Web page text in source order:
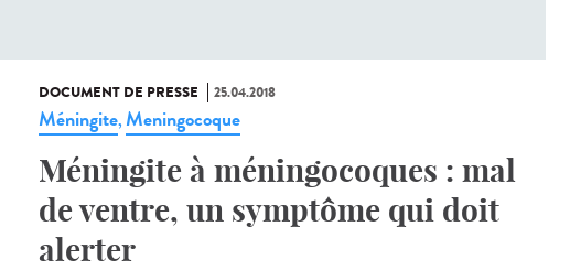
DOCUMENT DE PRESSE 25.04.2018
Méningite,Meningocoque
Méningite à méningocoques : mal
de ventre, un symptôme qui doit
alerter